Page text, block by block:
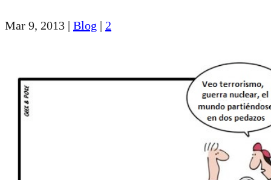
Mar 9, 2013 | Blog | 2